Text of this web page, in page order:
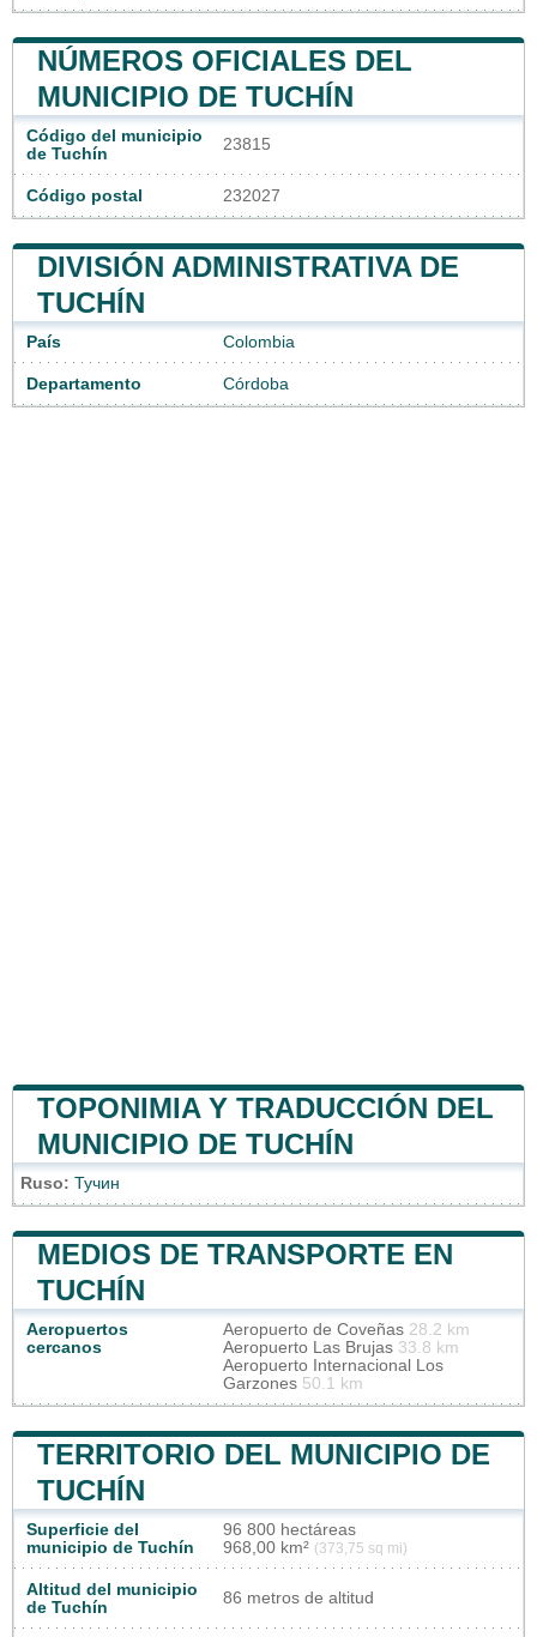
NÚMEROS OFICIALES DEL
MUNICIPIO DE TUCHÍN
Código del municipio
de Tuchín
23815
Código postal 232027
DIVISIÓN ADMINISTRATIVA DE
TUCHÍN
País Colombia
Departamento Córdoba
TOPONIMIA Y TRADUCCIÓN DEL
MUNICIPIO DE TUCHÍN
Ruso: Тучин
MEDIOS DE TRANSPORTE EN
TUCHÍN
Aeropuertos
cercanos
Aeropuerto de Coveñas 28.2 km
Aeropuerto Las Brujas 33.8 km
Aeropuerto Internacional Los
Garzones 50.1 km
TERRITORIO DEL MUNICIPIO DE
TUCHÍN
Superficie del
municipio de Tuchín
96 800 hectáreas
968,00 km² (373,75 sq mi)
Altitud del municipio
de Tuchín
86 metros de altitud